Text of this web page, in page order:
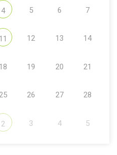
4 5 6 7
11 12 13 14
18 19 20 21
26 27 28
2 3 4 5